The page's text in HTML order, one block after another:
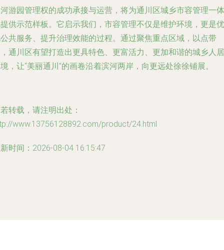
游园管理权的成功承接与运营，将为通川区城乡市容管理一体
供示范样板。它启示我们，市容管理不仅是维护环境，更是优
共服务、提升治理效能的过程。通过聚焦重点区域，以点带
通川区有望打造出更具特色、更富活力、更加和谐的城乡人居
，让“美丽通川”的画卷沿着滨河两岸，向更远处徐徐铺展。
转载，请注明出处：
www.13756128892.com/product/24.html
时间：2026-08-04 16:15:47